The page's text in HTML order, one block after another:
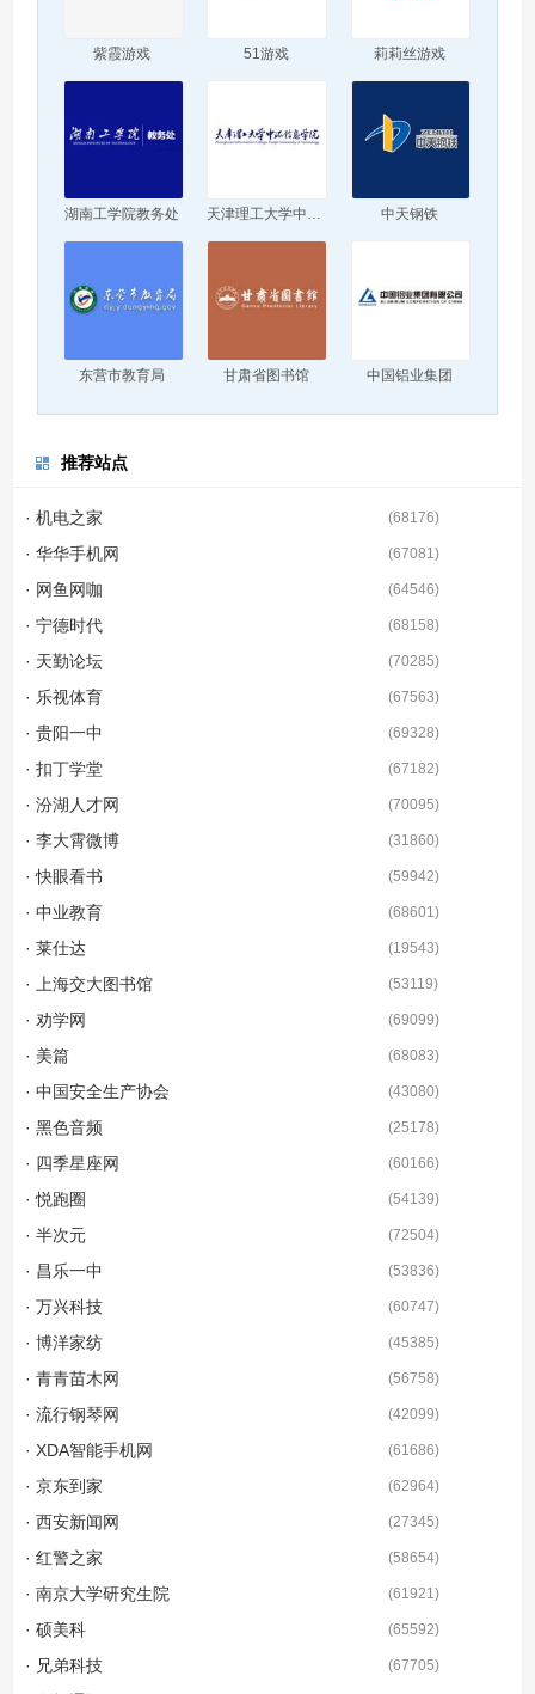
紫霞游戏 51游戏 莉莉丝游戏
湖南工学院教务处 天津理工大学中环信息学院 中天钢铁
东营市教育局 甘肃省图书馆 中国铝业集团
推荐站点
· 机电之家 (68176)
· 华华手机网 (67081)
· 网鱼网咖 (64546)
· 宁德时代 (68158)
· 天勤论坛 (70285)
· 乐视体育 (67563)
· 贵阳一中 (69328)
· 扣丁学堂 (67182)
· 汾湖人才网 (70095)
· 李大霄微博 (31860)
· 快眼看书 (59942)
· 中业教育 (68601)
· 莱仕达 (19543)
· 上海交大图书馆 (53119)
· 劝学网 (69099)
· 美篇 (68083)
· 中国安全生产协会 (43080)
· 黑色音频 (25178)
· 四季星座网 (60166)
· 悦跑圈 (54139)
· 半次元 (72504)
· 昌乐一中 (53836)
· 万兴科技 (60747)
· 博洋家纺 (45385)
· 青青苗木网 (56758)
· 流行钢琴网 (42099)
· XDA智能手机网 (61686)
· 京东到家 (62964)
· 西安新闻网 (27345)
· 红警之家 (58654)
· 南京大学研究生院 (61921)
· 硕美科 (65592)
· 兄弟科技 (67705)